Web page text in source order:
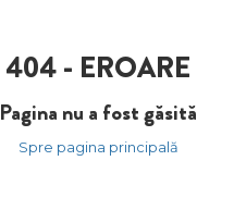
404 - EROARE
Pagina nu a fost găsită
Spre pagina principală